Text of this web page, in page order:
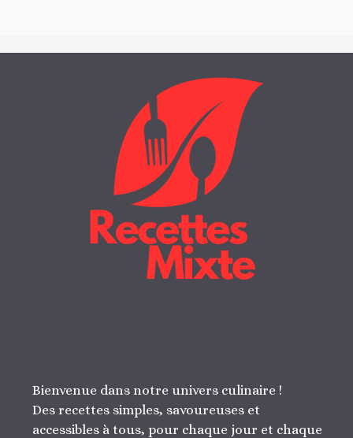
Bienvenue dans notre univers culinaire !
Des recettes simples, savoureuses et
accessibles à tous, pour chaque jour et chaque